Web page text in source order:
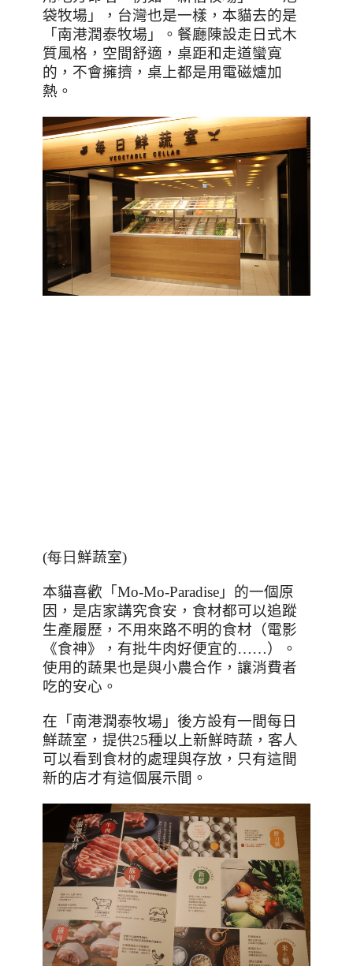
袋牧場」，台灣也是一樣，本貓去的是
「南港潤泰牧場」。餐廳陳設走日式木
質風格，空間舒適，桌距和走道蠻寬
的，不會擁擠，桌上都是用電磁爐加
熱。
(每日鮮蔬室)
本貓喜歡「Mo-Mo-Paradise 」的一個原
因，是店家講究食安，食材都可以追蹤
生產履歷，不用來路不明的食材（電影
《食神》，有批牛肉好便宜的……）。
使用的蔬果也是與小農合作，讓消費者
吃的安心。
在「南港潤泰牧場」後方設有一間每日
鮮蔬室，提供25種以上新鮮時蔬，客人
可以看到食材的處理與存放，只有這間
新的店才有這個展示間。